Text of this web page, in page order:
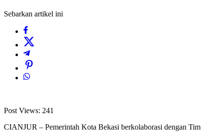
Sebarkan artikel ini
Post Views: 241
CIANJUR – Pemerintah Kota Bekasi berkolaborasi dengan Tim